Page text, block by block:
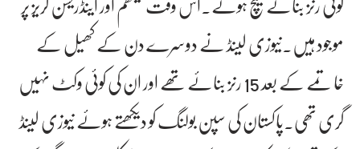
موجود ہیں۔نیوزی لینڈ نے دوسرے دن کے کھیل کے
خاتمے کے بعد 15 رنز بنائے تھے اور ان کی کوئی وکٹ نہیں
گری تھی۔پاکستان کی سپن بولنگ کو دیکھتے ہوئے نیوزی لینڈ